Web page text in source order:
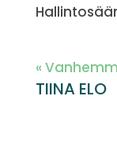
«
TIINA ELO